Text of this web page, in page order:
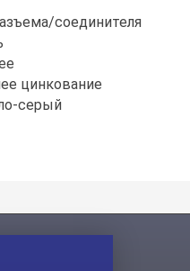
соединителя
цинкование
серый